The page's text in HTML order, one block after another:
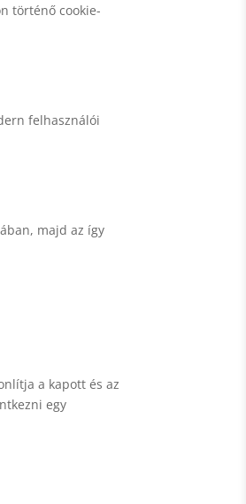
történő cookie-
felhasználói
majd az így
a kapott és az
egy